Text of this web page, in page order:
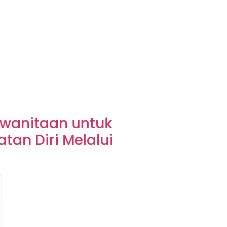
untuk
Diri Melalui